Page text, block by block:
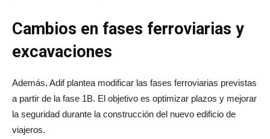
Cambios en fases ferroviarias y
excavaciones
Además, Adif plantea modificar las fases ferroviarias previstas
a partir de la fase 1B. El objetivo es optimizar plazos y mejorar
la seguridad durante la construcción del nuevo edificio de
viajeros.